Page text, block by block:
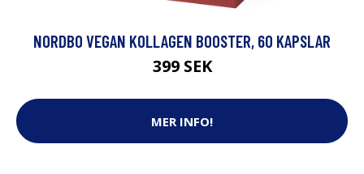
NORDBO VEGAN KOLLAGEN BOOSTER, 60 KAPSLAR
399 SEK
MER INFO!